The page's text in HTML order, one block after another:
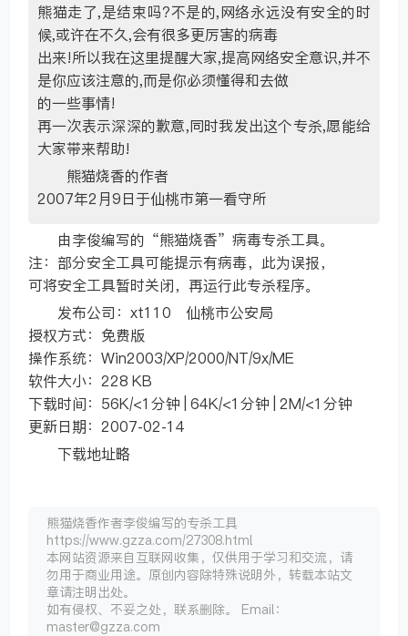
熊猫走了,是结束吗?不是的,网络永远没有安全的时
候,或许在不久,会有很多更厉害的病毒
出来!所以我在这里提醒大家,提高网络安全意识,并不
是你应该注意的,而是你必须懂得和去做
的一些事情!
再一次表示深深的歉意,同时我发出这个专杀,愿能给
大家带来帮助!
熊猫烧香的作者
2007年2月9日于仙桃市第一看守所
由李俊编写的“熊猫烧香”病毒专杀工具。
注：部分安全工具可能提示有病毒，此为误报，
可将安全工具暂时关闭，再运行此专杀程序。
发布公司：xt110 仙桃市公安局
授权方式：免费版
操作系统：Win2003/XP/2000/NT/9x/ME
软件大小：228 KB
下载时间：56K/<1分钟 | 64K/<1分钟 | 2M/<1分钟
更新日期：2007-02-14
下载地址略
熊猫烧香作者李俊编写的专杀工具
https://www.gzza.com/27308.html
本网站资源来自互联网收集，仅供用于学习和交流，请
勿用于商业用途。原创内容除特殊说明外，转载本站文
章请注明出处。
如有侵权、不妥之处，联系删除。 Email：
master@gzza.com